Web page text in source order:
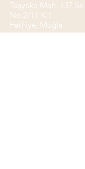
Taşyaka Mah. 137 Sk.
No:2/11 K:1
Fethiye, Muğla